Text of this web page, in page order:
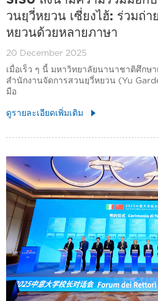
วนยฺวี่หยวน เซี่ยงไฮ้: ร่วมถ่า
หยวนด้วยหลายภาษา
20 December 2025
เมื่อเร็ว ๆ นี้ มหาวิทยาลัยนานาชาติศึกษ
สำนักงานจัดการสวนยฺวี่หยวน (Yu
มือ
ดูรายละเอียดเพิ่มเติม